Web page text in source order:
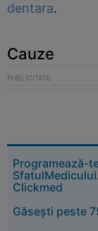
dentara.
Cauze
Programează-
Clickmed
Găsești peste